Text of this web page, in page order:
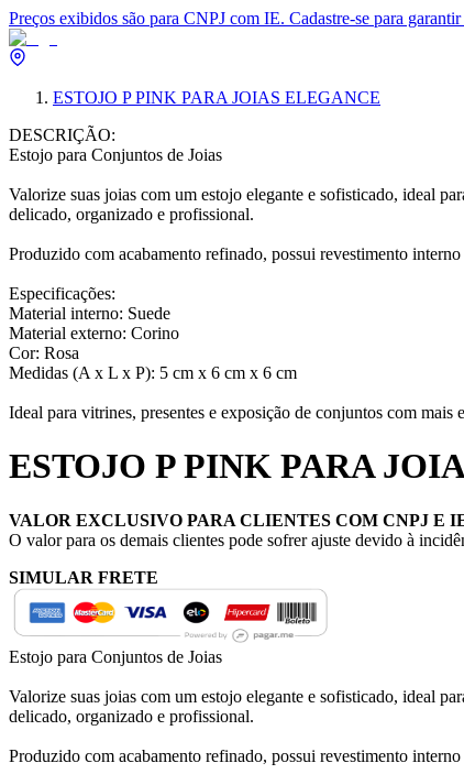
Preços exibidos são para CNPJ com IE. Cadastre-se para garantir
ESTOJO P PINK PARA JOIAS ELEGANCE
DESCRIÇÃO:
Estojo para Conjuntos de Joias
Valorize suas joias com um estojo elegante e sofisticado, ideal
delicado, organizado e profissional.
Produzido com acabamento refinado, possui revestimento
Especificações:
Material interno: Suede
Material externo: Corino
Cor: Rosa
Medidas (A x L x P): 5 cm x 6 cm x 6 cm
Ideal para vitrines, presentes e exposição de conjuntos com mais
ESTOJO P PINK PARA
VALOR EXCLUSIVO PARA CLIENTES COM CNPJ E
O valor para os demais clientes pode sofrer ajuste devido à
SIMULAR FRETE
Estojo para Conjuntos de Joias
Valorize suas joias com um estojo elegante e sofisticado, ideal
delicado, organizado e profissional.
Produzido com acabamento refinado, possui revestimento